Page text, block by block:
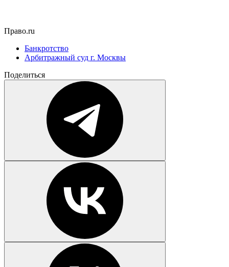
Право.ru
Банкротство
Арбитражный суд г. Москвы
Поделиться